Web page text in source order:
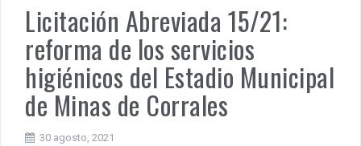
Licitación Abreviada 15/21:
reforma de los servicios
higiénicos del Estadio Municipal
de Minas de Corrales
30 agosto, 2021